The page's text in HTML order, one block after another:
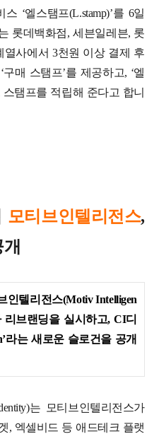
‘엘스탬프(L.stamp)’를 6일
롯데백화점, 세븐일레븐, 롯
사에서 3천원 이상 결제 후
매 스탬프’를 제공하고, ‘엘
탬프를 적립해 준다고 합니
모티브인텔리전스,
인텔리전스(Motiv Intelligen
브랜딩을 실시하고, CI디
라는 새로운 슬로건을 공개
는 모티브인텔리전스가
, 엑셀비드 등 애드테크 플랫